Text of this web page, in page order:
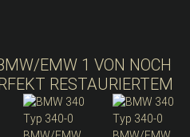
EMW 1 VON NOCH
RESTAURIERTEM